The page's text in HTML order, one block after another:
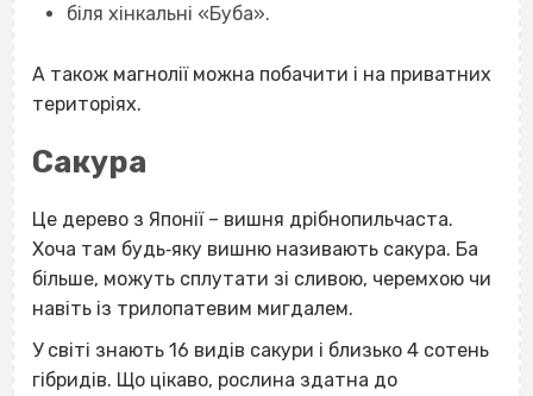
біля хінкальні «Буба».
А також магнолії можна побачити і на приватних
територіях.
Сакура
Це дерево з Японії – вишня дрібнопильчаста.
Хоча там будь‐яку вишню називають сакура. Ба
більше, можуть сплутати зі сливою, черемхою чи
навіть із трилопатевим мигдалем.
У світі знають 16 видів сакури і близько 4 сотень
гібридів. Що цікаво, рослина здатна до